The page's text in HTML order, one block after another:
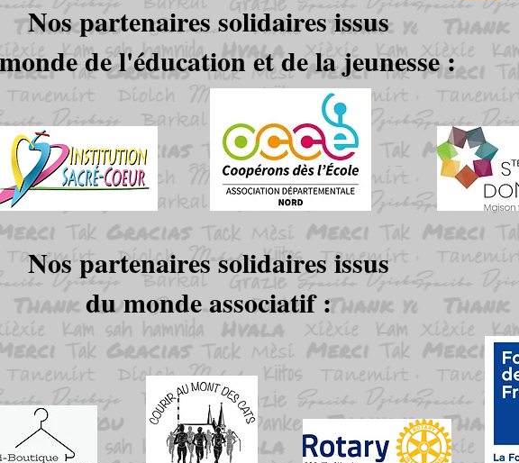
Nos partenaires solidaires issus
de l'éducation et de la jeunesse :
Nos partenaires solidaires issus
du monde associatif :